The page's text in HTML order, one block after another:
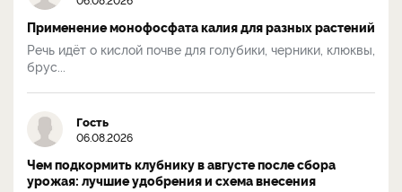
Применение монофосфата калия для разных растений
Речь идёт о кислой почве для голубики, черники, клюквы,
брус...
Гость
06.08.2026
Чем подкормить клубнику в августе после сбора
урожая: лучшие удобрения и схема внесения